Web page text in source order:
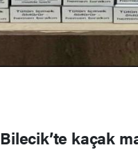
Bilecik’te kaçak